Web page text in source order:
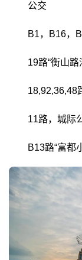
公交
B1，B16，
19路“衡山路
18,92,36,48
11路，城际
B13路“富都